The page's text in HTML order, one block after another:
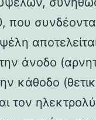
που
άνοδο
κάθοδο
τον